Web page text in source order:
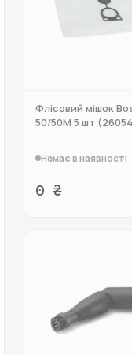
Флісовий мішок
50/50М 5 шт
Немає в наявності
0 ₴